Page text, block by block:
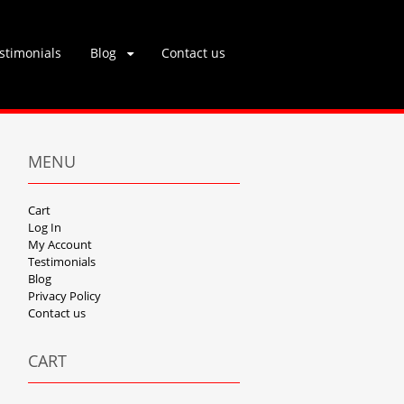
Blog Contact us
MENU
Cart
Log In
My Account
Testimonials
Blog
Privacy Policy
Contact us
CART